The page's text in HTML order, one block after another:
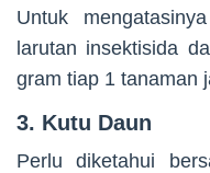
Untuk
larutan insektisida
gram tiap 1 tanaman
3. Kutu Daun
Perlu diketahui